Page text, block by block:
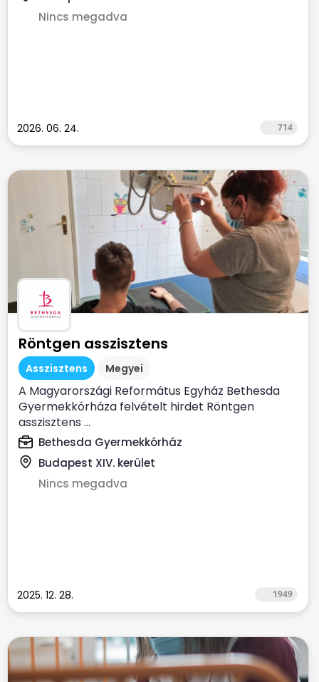
Nincs megadva
2026. 06. 24. 714
Röntgen asszisztens
Asszisztens Megyei
A Magyarországi Református Egyház Bethesda
Gyermekkórháza felvételt hirdet Röntgen
asszisztens ...
Bethesda Gyermekkórház
Budapest XIV. kerület
Nincs megadva
2025. 12. 28. 1949